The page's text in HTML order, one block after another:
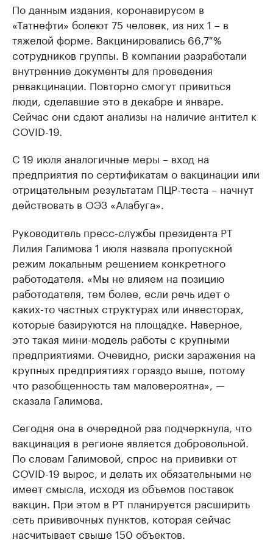
По данным издания, коронавирусом в
«Татнефти» болеют 75 человек, из них 1 – в
тяжелой форме. Вакцинировались 66,7 %
сотрудников группы. В компании разработали
внутренние документы для проведения
ревакцинации. Повторно смогут привиться
люди, сделавшие это в декабре и январе.
Сейчас они сдают анализы на наличие антител к
COVID-19.
С 19 июля аналогичные меры – вход на
предприятия по сертификатам о вакцинации или
отрицательным результатам ПЦР-теста – начнут
действовать в ОЭЗ «Алабуга».
Руководитель пресс-службы президента РТ
Лилия Галимова 1 июля назвала пропускной
режим локальным решением конкретного
работодателя. «Мы не влияем на позицию
работодателя, тем более, если речь идет о
каких-то частных структурах или инвесторах,
которые базируются на площадке. Наверное,
это такая мини-модель работы с крупными
предприятиями. Очевидно, риски заражения на
крупных предприятиях гораздо выше, потому
что разобщенность там маловероятна», —
сказала Галимова.
Сегодня она в очередной раз подчеркнула, что
вакцинация в регионе является добровольной.
По словам Галимовой, спрос на прививки от
COVID-19 вырос, и делать их обязательными не
имеет смысла, исходя из объемов поставок
вакцин. При этом в РТ планируется расширить
сеть прививочных пунктов, которая сейчас
насчитывает свыше 150 объектов.